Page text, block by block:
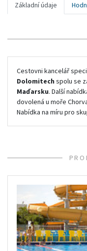
Základní údaje
Cestovni kancelář
Dolomitech spolu se
Maďarsku. Další
dovolená u moře
Nabídka na míru pro